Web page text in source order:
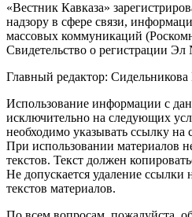
«Вестник Кавказа»
надзору в сфере связи,
массовых коммуникаций
Свидетельство о регистрации
Главный редактор:
Использование информации с
исключительно на следующих
необходимо указывать ссылку на
При использовании материалов
текстов. Текст должен
Не допускается удаление ссылки
текстов материалов.